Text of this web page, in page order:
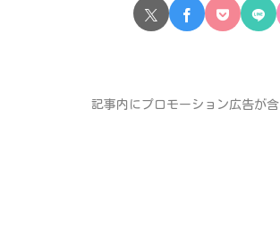
記事内にプロモーション広告が